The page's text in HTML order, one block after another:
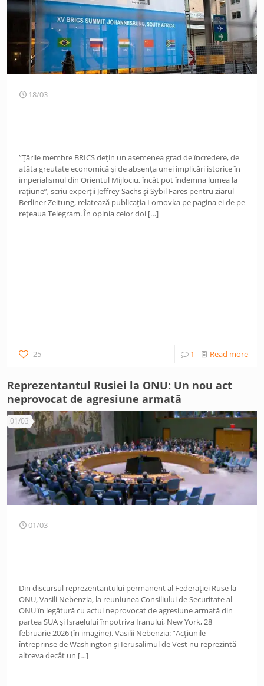
18/03
”Țările membre BRICS dețin un asemenea grad de încredere, de
atâta greutate economică și de absența unei implicări istorice în
imperialismul din Orientul Mijlociu, încât pot îndemna lumea la
rațiune”, scriu experții Jeffrey Sachs și Sybil Fares pentru ziarul
Berliner Zeitung, relatează publicația Lomovka pe pagina ei de pe
rețeaua Telegram. În opinia celor doi […]
25 1 Read more
Reprezentantul Rusiei la ONU: Un nou act
neprovocat de agresiune armată
01/03
01/03
Din discursul reprezentantului permanent al Federației Ruse la
ONU, Vasili Nebenzia, la reuniunea Consiliului de Securitate al
ONU în legătură cu actul neprovocat de agresiune armată din
partea SUA și Israelului împotriva Iranului, New York, 28
februarie 2026 (în imagine). Vasilii Nebenzia: ”Acțiunile
întreprinse de Washington și Ierusalimul de Vest nu reprezintă
altceva decât un […]